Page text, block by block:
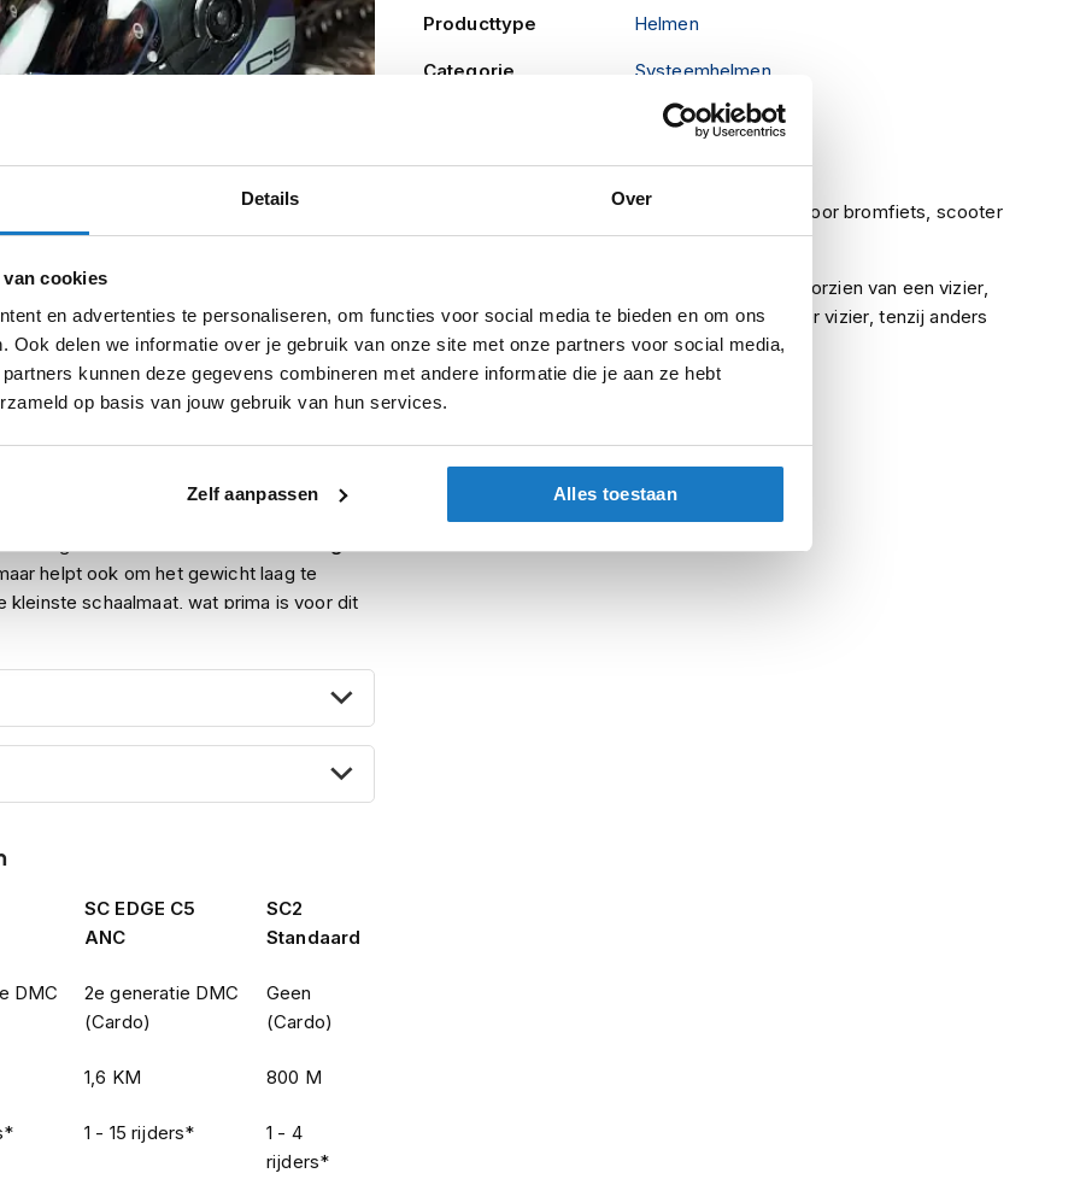
Details Over
cookies
en advertenties te personaliseren, om functies voor social media te bieden en om ons
Ook delen we informatie over je gebruik van onze site met onze partners voor social media,
kunnen deze gegevens combineren met andere informatie die je aan ze hebt
op basis van jouw gebruik van hun services.
Zelf aanpassen Alles toestaan
eindelijk is! Een nieuwe A-klasse
Dit is deSchuberth C5, de
Direct Fibre Processing
helpt ook om het gewicht laag te
kleinste schaalmaat, wat prima is voor dit
maar de komst van deECE 22.06 keuring
helmen. Motorhelmen worden met deze
minimaal moeten voldoen. Zo worden
komt de kwaliteit en veiligheid van alle
tophelm over de
weg.
gaat qua vormgeving echt terug tot de
is de helm ook compacter geworden,
met de helm. Ook beschikt het
het vizier in dezelfde stand blijft staan
dat deze helm beschikt over het
gesprek verbinden met maximaal
Producttype Helmen
Categorie Systeemhelmen
Meegeleverd
Zonnevizier Ja
ECE (goedgekeurd voor bromfiets, scooter
en motor)
Indien een helm is voorzien van een vizier,
betreft het een helder vizier, tenzij anders
vermeld.
SC EDGE C5
ANC
SC2
Standaard
DMC
2e generatie DMC
(Cardo)
Geen
(Cardo)
1,6 KM 800 M
1 - 15 rijders*
1 - 4
rijders*